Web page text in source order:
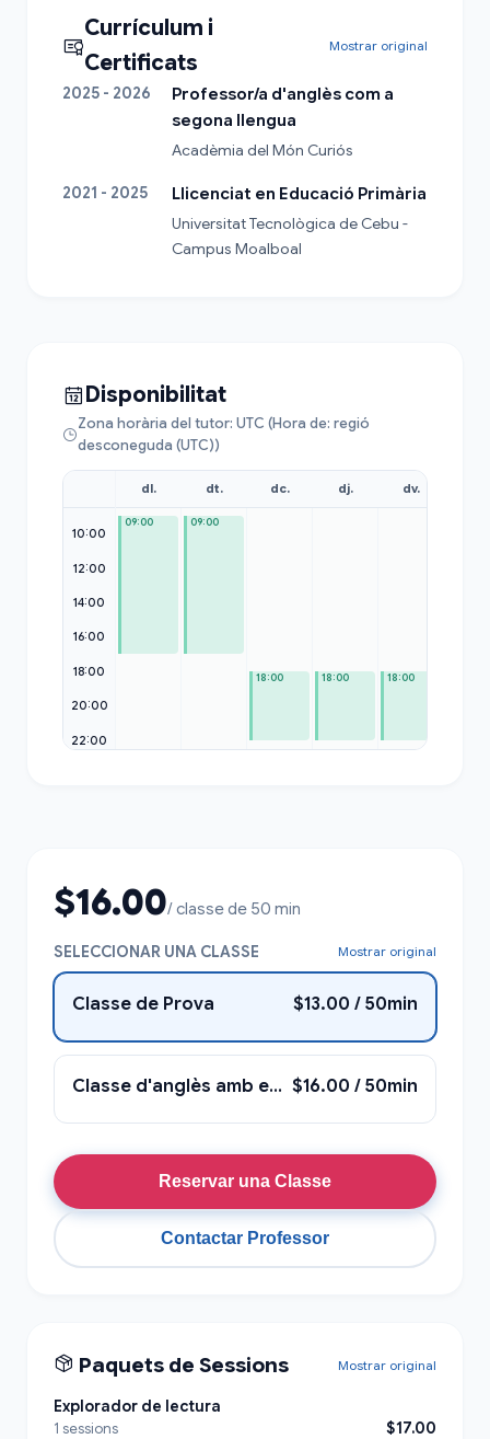
Currículum i
Certificats
Mostrar original
2025 - 2026
Professor/a d'anglès com a
segona llengua
Acadèmia del Món Curiós
2021 - 2025
Llicenciat en Educació Primària
Universitat Tecnològica de Cebu -
Campus Moalboal
Disponibilitat
Zona horària del tutor: UTC (Hora de: regió
desconeguda (UTC))
10:00
12:00
14:00
16:00
18:00
20:00
22:00
dl.
09:00
dt.
09:00
dc.
18:00
dj.
18:00
dv.
18:00
$16.00/ classe de 50 min
SELECCIONAR UNA CLASSE Mostrar original
Classe de Prova $13.00 / 50min
Classe d'anglès amb en Jerame $16.00 / 50min
Reservar una Classe
Contactar Professor
Paquets de Sessions Mostrar original
Explorador de lectura
1 sessions
$17.00